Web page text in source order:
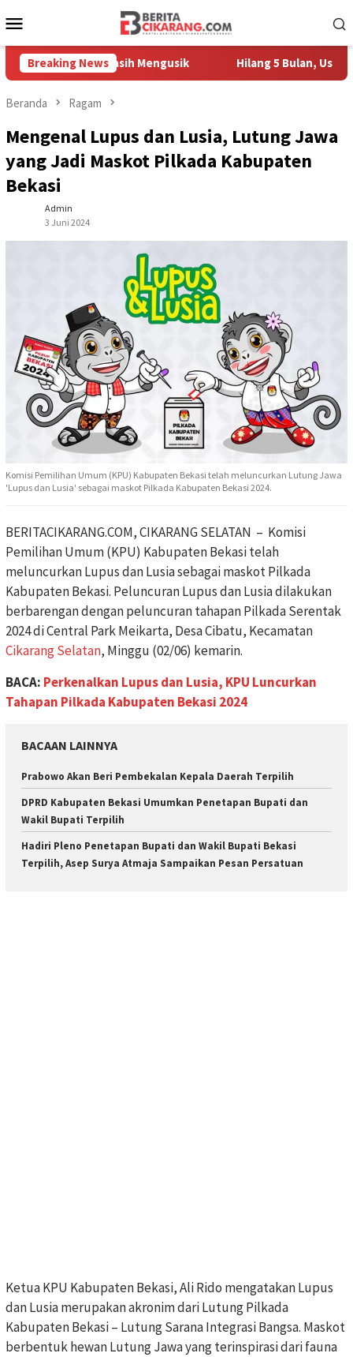
ke
Mobile
Breaking News
Masih Mengusik Hilang 5 Bulan, Ustadz Ujang
Beranda Ragam
Mengenal Lupus dan Lusia, Lutung Jawa
yang Jadi Maskot Pilkada Kabupaten
Bekasi
Admin
3 Juni 2024
Komisi Pemilihan Umum (KPU) Kabupaten Bekasi telah meluncurkan Lutung Jawa
'Lupus dan Lusia' sebagai maskot Pilkada Kabupaten Bekasi 2024.
BERITACIKARANG.COM, CIKARANG SELATAN – Komisi
Pemilihan Umum (KPU) Kabupaten Bekasi telah
meluncurkan Lupus dan Lusia sebagai maskot Pilkada
Kabupaten Bekasi. Peluncuran Lupus dan Lusia dilakukan
berbarengan dengan peluncuran tahapan Pilkada Serentak
2024 di Central Park Meikarta, Desa Cibatu, Kecamatan
Cikarang Selatan, Minggu (02/06) kemarin.
BACA: Perkenalkan Lupus dan Lusia, KPU Luncurkan
Tahapan Pilkada Kabupaten Bekasi 2024
BACAAN LAINNYA
Prabowo Akan Beri Pembekalan Kepala Daerah Terpilih
DPRD Kabupaten Bekasi Umumkan Penetapan Bupati dan
Wakil Bupati Terpilih
Hadiri Pleno Penetapan Bupati dan Wakil Bupati Bekasi
Terpilih, Asep Surya Atmaja Sampaikan Pesan Persatuan
Ketua KPU Kabupaten Bekasi, Ali Rido mengatakan Lupus
dan Lusia merupakan akronim dari Lutung Pilkada
Kabupaten Bekasi – Lutung Sarana Integrasi Bangsa. Maskot
berbentuk hewan Lutung Jawa yang terinspirasi dari fauna